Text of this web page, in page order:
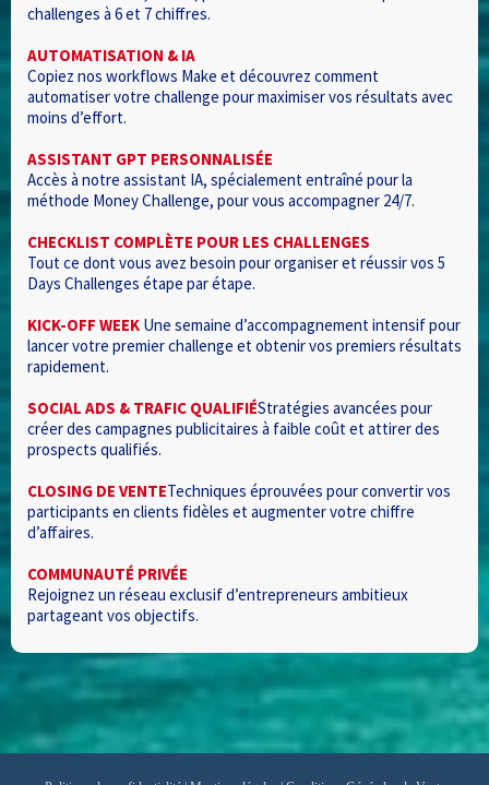
challenges à 6 et 7 chiffres.
AUTOMATISATION & IA
Copiez nos workflows Make et découvrez comment
automatiser votre challenge pour maximiser vos résultats avec
moins d’effort.
ASSISTANT GPT PERSONNALISÉE
Accès à notre assistant IA, spécialement entraîné pour la
méthode Money Challenge, pour vous accompagner 24/7.
CHECKLIST COMPLÈTE POUR LES CHALLENGES
Tout ce dont vous avez besoin pour organiser et réussir vos 5
Days Challenges étape par étape.
KICK-OFF WEEK Une semaine d’accompagnement intensif pour
lancer votre premier challenge et obtenir vos premiers résultats
rapidement.
SOCIAL ADS & TRAFIC QUALIFIÉStratégies avancées pour
créer des campagnes publicitaires à faible coût et attirer des
prospects qualifiés.
CLOSING DE VENTETechniques éprouvées pour convertir vos
participants en clients fidèles et augmenter votre chiffre
d’affaires.
COMMUNAUTÉ PRIVÉE
Rejoignez un réseau exclusif d’entrepreneurs ambitieux
partageant vos objectifs.